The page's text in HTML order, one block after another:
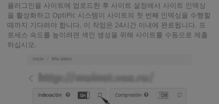
플러그인을 사이트에 업로드한 후 사이트 설정에서 사이트 인덱싱
을 활성화하고 OptiPic 시스템이 사이트의 첫 번째 인덱싱을 수행할
때까지 기다려야 합니다. 이 작업은 24시간 이내에 완료됩니다. 프
로세스 속도를 높이려면 색인 생성을 위해 사이트를 수동으로 제출
하십시오.